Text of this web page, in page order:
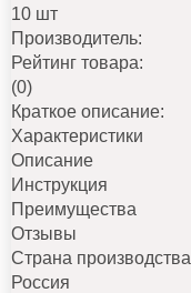
10 шт
Производитель:
Рейтинг товара:
(0)
Краткое описание:
Характеристики
Описание
Инструкция
Преимущества
Отзывы
Страна производства
Россия